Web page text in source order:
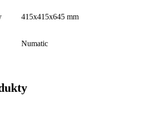
415x415x645 mm
Numatic